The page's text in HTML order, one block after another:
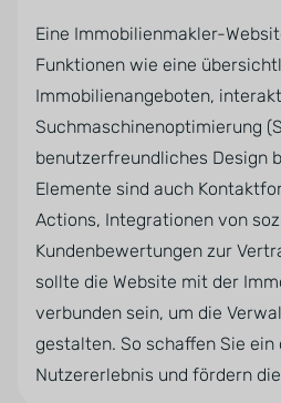
Eine Immobilienmakler-
Funktionen wie eine
Immobilienangeboten,
Suchmaschinenoptimierung
benutzerfreundliches Design
Elemente sind auch
Actions, Integrationen von
Kundenbewertungen zur
sollte die Website mit der
verbunden sein, um die
gestalten. So schaffen Sie ein
Nutzererlebnis und fördern